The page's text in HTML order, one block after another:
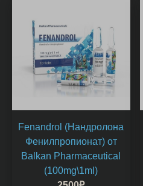
Fenandrol (Нандролона
Фенилпропионат) от
Balkan Pharmaceutical
(100mg\1ml)